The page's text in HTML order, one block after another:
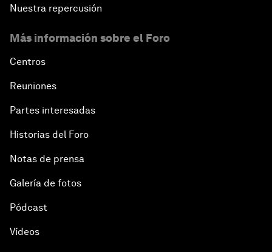
Nuestra repercusión
Más información sobre el Foro
Centros
Reuniones
Partes interesadas
Historias del Foro
Notas de prensa
Galería de fotos
Pódcast
Vídeos